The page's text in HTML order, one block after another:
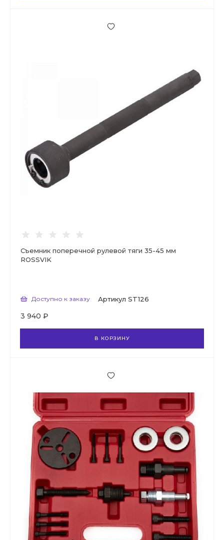
Съемник поперечной рулевой тяги 35-45 мм
ROSSVIK
Доступно к заказу Артикул ST126
3 940 ₽
В КОРЗИНУ